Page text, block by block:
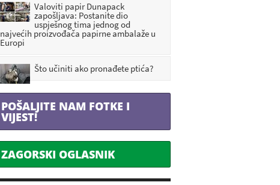
Valoviti papir Dunapack
zapošljava: Postanite dio
uspješnog tima jednog od
najvećih proizvođača papirne ambalaže u
Europi
Što učiniti ako pronađete ptića?
POŠALJITE NAM FOTKE I
VIJEST!
ZAGORSKI OGLASNIK